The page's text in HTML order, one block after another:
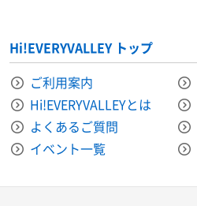
Hi!EVERYVALLEY トップ
ご利用案内
Hi!EVERYVALLEYとは
よくあるご質問
イベント一覧